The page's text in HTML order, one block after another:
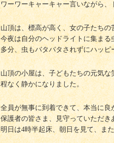
ワーワーキャーキャー言いながら
山頂は、標高が高く、女の子たちの
今夜は自分のヘッドライトに集まる
多分、虫もバタバタされずにハッピ
山頂の小屋は、子どもたちの元気
程なく静かになりました。
全員が無事に到着できて、本当に良
保護者の皆さま、見守っていただき
明日は4時半起床、朝日を見て、ま